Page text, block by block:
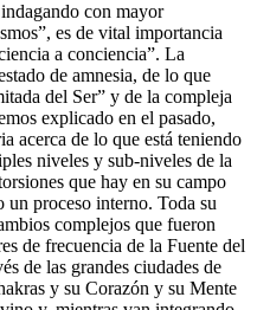
con mayor
es de vital importancia
a conciencia”. La
de amnesia, de lo que
del Ser” y de la compleja
explicado en el pasado,
acerca de lo que está teniendo
niveles y sub-niveles de la
que hay en su campo
un proceso interno. Toda su
complejos que fueron
de frecuencia de la Fuente del
de las grandes ciudades de
y su Corazón y su Mente